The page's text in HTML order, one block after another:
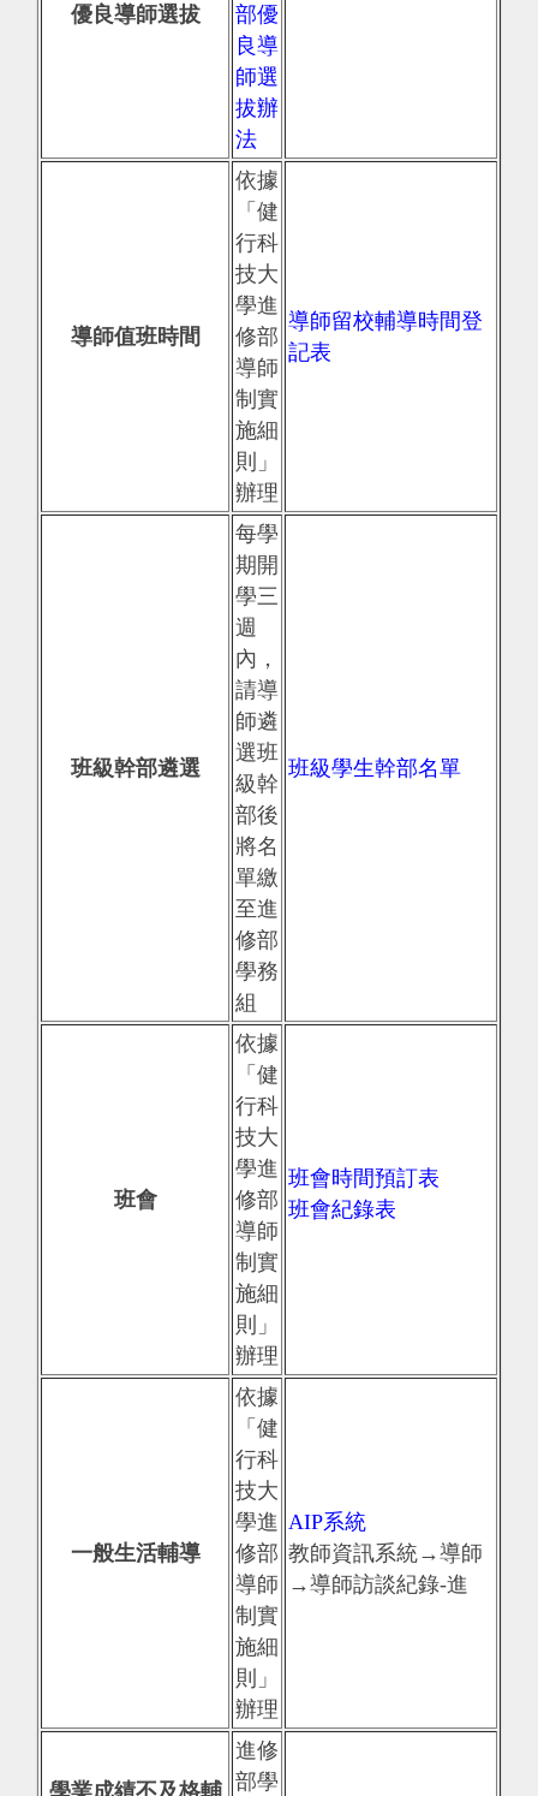
優良導師選拔
部優
良導
師選
拔辦
法
導師值班時間
依據
「健
行科
技大
學進
修部
導師
制實
施細
則」
辦理
導師留校輔導時間登
記表
班級幹部遴選
每學
期開
學三
週
內，
請導
師遴
選班
級幹
部後
將名
單繳
至進
修部
學務
組
班級學生幹部名單
班會
依據
「健
行科
技大
學進
修部
導師
制實
施細
則」
辦理
班會時間預訂表
班會紀錄表
一般生活輔導
依據
「健
行科
技大
學進
修部
導師
制實
施細
則」
辦理
AIP系統
教師資訊系統→導師
→導師訪談紀錄-進
學業成績不及格輔
進修
部學